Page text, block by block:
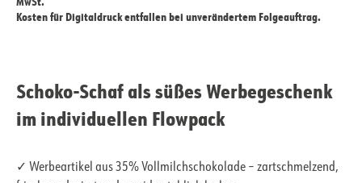
Kosten für Digitaldruck entfallen bei unverändertem Folgeauftrag.
Schoko-Schaf als süßes Werbegeschenk
im individuellen Flowpack
✓ Werbeartikel aus 35% Vollmilchschokolade – zartschmelzend,